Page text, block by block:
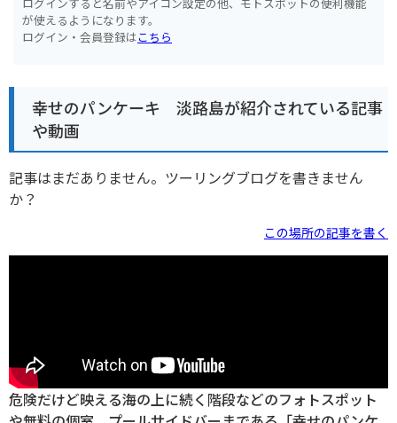
が使えるようになります。
ログイン・会員登録はこちら
幸せのパンケーキ 淡路島が紹介されている記事
や動画
記事はまだありません。ツーリングブログを書きません
か？
この場所の記事を書く
危険だけど映える海の上に続く階段などのフォトスポット